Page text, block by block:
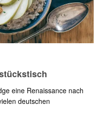
eine Renaissance nach
deutschen